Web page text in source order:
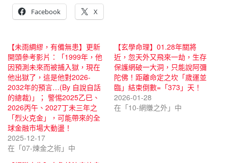
Facebook
X
【未雨綢繆，有備無患】更新
開頭參考影片：「1999年，他
因預測未來而被捕入獄，現在
他出獄了，這是他對2026-
2032年的預言…(By 自說自話
的總裁)」； 警惕2025乙巳、
2026丙午、2027丁未三年之
「烈火克金」，可能帶來的全
球金融市場大動盪！
2025-12-17
在「07-煉金之術」中
【玄學命理】01.28年關將
近，忽天外又飛來一劫，生存
保護網破一大洞，只能說阿彌
陀佛！距離命定之坎「歲運並
臨」結束倒數=「373」天！
2026-01-28
在「10-網賺之外」中